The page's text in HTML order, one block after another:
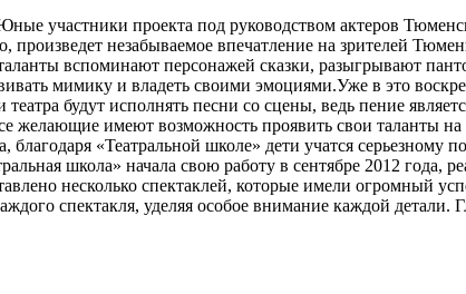
участники проекта под руководством актеров
незабываемое впечатление на зрителей
вспоминают персонажей сказки, разыгрывают
мимику и владеть своими эмоциями.Уже в это
будут исполнять песни со сцены, ведь пение
желающие имеют возможность проявить свои таланты на
«Театральной школе» дети учатся серьезному
школа» начала свою работу в сентябре 2012 года,
несколько спектаклей, которые имели огромный
спектакля, уделяя особое внимание каждой детали.